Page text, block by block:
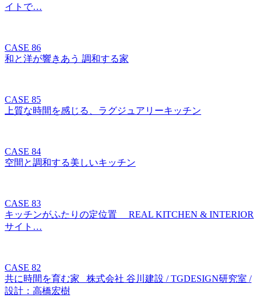
イトで…
CASE 86
和と洋が響きあう 調和する家
CASE 85
上質な時間を感じる、ラグジュアリーキッチン
CASE 84
空間と調和する美しいキッチン
CASE 83
キッチンがふたりの定位置 REAL KITCHEN & INTERIOR
サイト…
CASE 82
共に時間を育む家 株式会社 谷川建設 / TGDESIGN研究室 /
設計：高橋宏樹